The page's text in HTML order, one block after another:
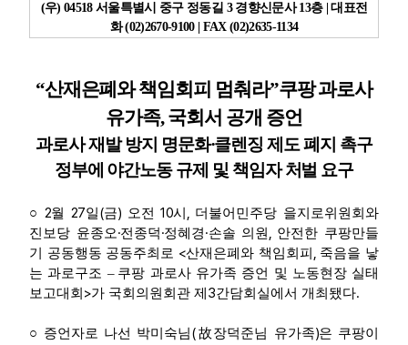
(우) 04518서울특별시 중구 정동길 3 경향신문사13층 |대표전
화(02)2670-9100 | FAX (02)2635-1134
“산재은폐와 책임회피 멈춰라”쿠팡 과로사
유가족,국회서 공개 증언
과로사 재발 방지 명문화·클렌징 제도 폐지 촉구
정부에 야간노동 규제 및 책임자 처벌 요구
○2월27일(금) 오전10시 , 더불어민주당 을지로위원회와
진보당 윤종오·전종덕·정혜경·손솔 의원 , 안전한 쿠팡만들
기 공동행동 공동주최로 <산재은폐와 책임회피 , 죽음을 낳
는 과로구조 – 쿠팡 과로사 유가족 증언 및 노동현장 실태
보고대회 >가 국회의원회관 제 3간담회실에서 개최됐다.
○ 증언자로 나선 박미숙님(故장덕준님 유가족)은 쿠팡이